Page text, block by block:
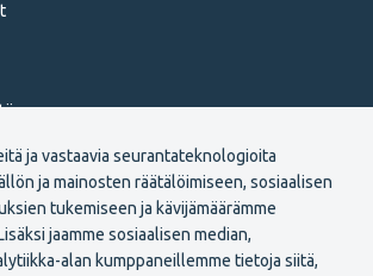
ja vastaavia seurantateknologioita
ja mainosten räätälöimiseen, sosiaalisen
tukemiseen ja kävijämäärämme
jaamme sosiaalisen median,
alan kumppaneillemme tietoja siitä,